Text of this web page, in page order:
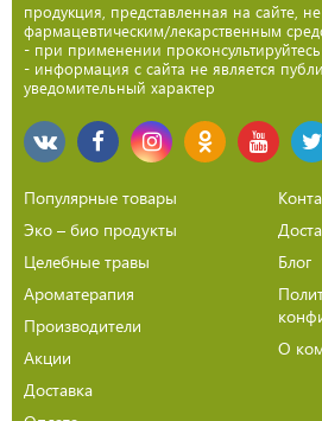
продукция, представленная на сайте, не
фармацевтическим/лекарственным
- при применении
- информация с сайта не является
уведомительный характер
Популярные товары
Эко – био продукты
Целебные травы
Ароматерапия
Производители
Акции
Доставка
Блог
О